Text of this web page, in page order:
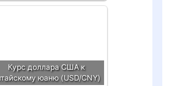
Курс доллара США к
юаню (USD/CNY)